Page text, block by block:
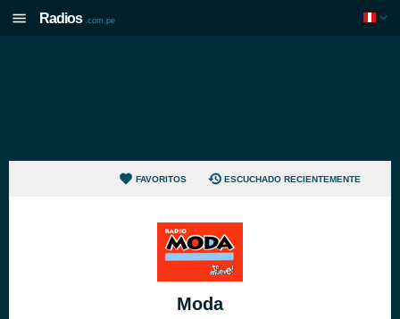
Radios .com.pe
FAVORITOS ESCUCHADO RECIENTEMENTE
Moda